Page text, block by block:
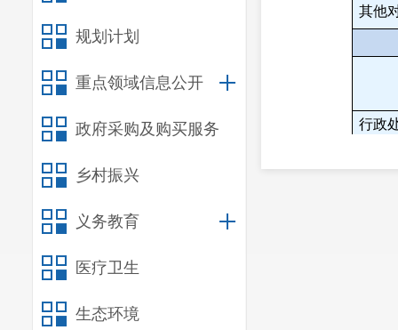
规划计划
重点领域信息公开
政府采购及购买服务
乡村振兴
义务教育
医疗卫生
生态环境
其他
行政